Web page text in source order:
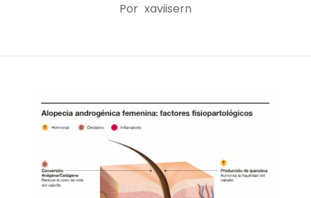
Por xaviisern